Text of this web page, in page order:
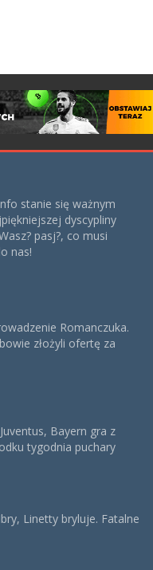
stanie się ważnym
dyscypliny
pasj?, co musi
nas!
Romanczuka.
złożyli ofertę za
Bayern gra z
tygodnia puchary
Linetty bryluje. Fatalne